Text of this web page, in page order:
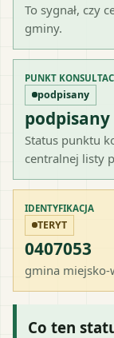
To sygnał, czy
gminy.
PUNKT
podpisany
podpisany
Status punktu
centralnej listy
IDENTYFIKACJA
TERYT
0407053
gmina miejsko-
Co ten